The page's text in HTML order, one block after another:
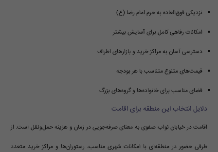
نزدیکی فوق‌العاده به حرم امام رضا (ع)
امکانات رفاهی کامل برای آسایش بیشتر
دسترسی آسان به مراکز خرید و بازارهای اطراف
قیمت‌های متنوع متناسب با هر بودجه
فضای مناسب برای خانواده‌ها و گروه‌های بزرگ
دلایل انتخاب این منطقه برای اقامت
اقامت در خیابان نواب صفوی به معنای صرفه‌جویی در زمان و هزینه حمل‌ونقل است. از
طرفی حضور در منطقه‌ای با امکانات شهری مناسب، رستوران‌ها و مراکز خرید متعدد